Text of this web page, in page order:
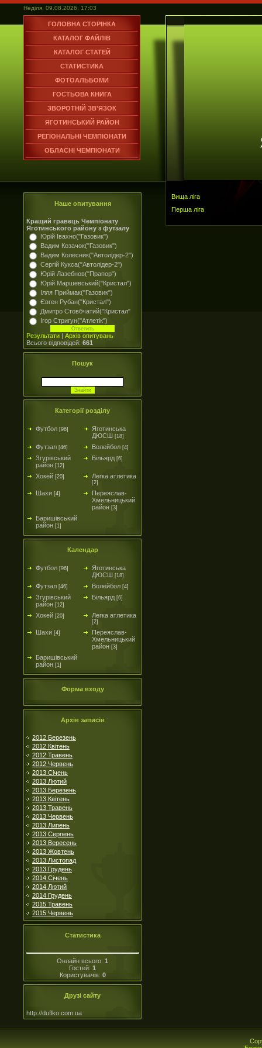
Неділя, 09.08.2026, 17:03
ГОЛОВНА СТОРІНКА
КАТАЛОГ ФАЙЛІВ
КАТАЛОГ СТАТЕЙ
СТАТИСТИКА
ФОТОАЛЬБОМИ
ГОСТЬОВА КНИГА
ЗВОРОТНІЙ ЗВ'ЯЗОК
ЯГОТИНСЬКИЙ РАЙОН
РЕГІОНАЛЬНІ ЧЕМПІОНАТИ
ОБЛАСНІ ЧЕМПІОНАТИ
Наше опитування
Кращий гравець Чемпіонату
Яготинського району з футзалу
Юрій Івахно("Газовик")
Вадим Козачок("Газовик")
Вадим Колесник("Автолідер-2")
Сергій Кукса("Автолідер-2")
Юрій Лазебнов("Прапор")
Юрій Маршевський("Кристал")
Ілля Приймак("Газовик")
Євген Рубан("Кристал")
Дмитро Стовбчатий("Кристал"
Ігор Стригун("Атлетік")
Результати | Архів опитувань
Всього відповідей: 661
Пошук
Категорії розділу
Футбол [96]
Яготинська
ДЮСШ [18]
Футзал [46] Волейбол [4]
Згурівський
район [12]
Більярд [6]
Хокей [20] Легка атлетика
[2]
Шахи [4]
Переяслав-
Хмельницький
район [3]
Баришівський
район [1]
Календар
Футбол [96]
Яготинська
ДЮСШ [18]
Футзал [46] Волейбол [4]
Згурівський
район [12]
Більярд [6]
Хокей [20] Легка атлетика
[2]
Шахи [4]
Переяслав-
Хмельницький
район [3]
Баришівський
район [1]
Форма входу
Архів записів
2012 Березень
2012 Квітень
2012 Травень
2012 Червень
2013 Січень
2013 Лютий
2013 Березень
2013 Квітень
2013 Травень
2013 Червень
2013 Липень
2013 Серпень
2013 Вересень
2013 Жовтень
2013 Листопад
2013 Грудень
2014 Січень
2014 Лютий
2014 Грудень
2015 Травень
2015 Червень
Статистика
Онлайн всього: 1
Гостей: 1
Користувачів: 0
Друзі сайту
http://duflko.com.ua
Вища ліга
Перша ліга